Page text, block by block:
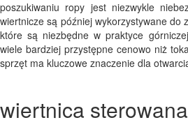
poszukiwaniu ropy jest niezwykle
wiertnicze są później wykorzystywane do
które są niezbędne w praktyce
wiele bardziej przystępne cenowo niż
sprzęt ma kluczowe znaczenie dla
wiertnica